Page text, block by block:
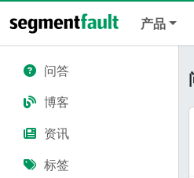
产品
问答
博客
资讯
标签